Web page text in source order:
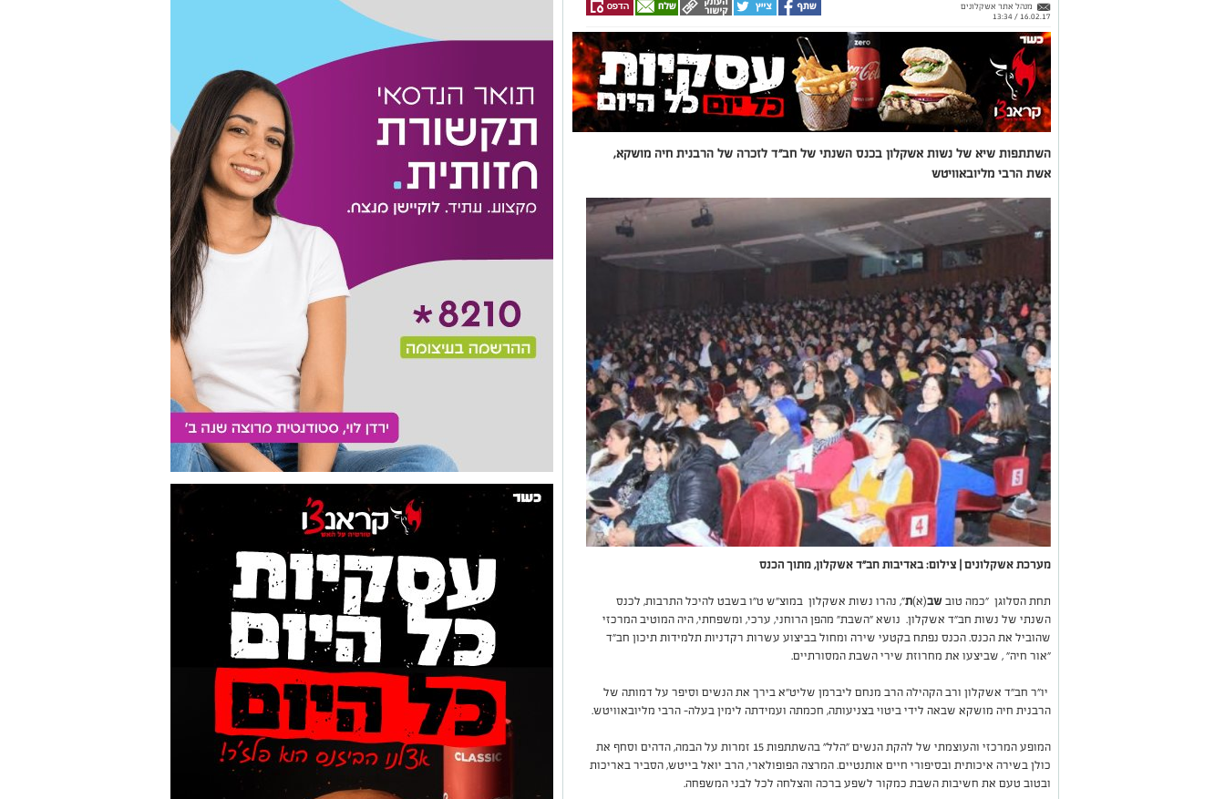
מנהל אתר אשקלונים
16.02.17 / 13:34
השתתפות שיא של נשות אשקלון בכנס השנתי של חב"ד לזכרה של הרבנית חיה מושקא,
אשת הרבי מליובאוויטש
מערכת אשקלונים | צילום: באדיבות חב"ד אשקלון, מתוך הכנס
תחת הסלוגן "כמה טובשב(א)ת", נהרו נשות אשקלון במוצ"ש ט"ו בשבט להיכל התרבות, לכנס
השנתי של נשות חב"ד אשקלון. נושא "השבת" מהפן הרוחני, ערכי, ומשפחתי, היה המוטיב המרכזי
שהוביל את הכנס. הכנס נפתח בקטעי שירה ומחול בביצוע עשרות רקדניות תלמידות תיכון חב"ד
"אור חיה" , שביצעו את מחרוזת שירי השבת המסורתיים.
יו"ר חב"ד אשקלון ורב הקהילה הרב מנחם ליברמן שליט"א בירך את הנשים וסיפר על דמותה של
הרבנית חיה מושקא שבאה לידי ביטוי בצניעותה, חכמתה ועמידתה לימין בעלה- הרבי מליובאוויטש.
המופע המרכזי והעוצמתי של להקת הנשים "הלל" בהשתתפות 15 זמרות על הבמה, הדהים וסחף את
כולן בשירה איכותית ובסיפורי חיים אותנטיים. המרצה הפופולארי, הרב יואל בייטש, הסביר באריכות
ובטוב טעם את חשיבות השבת כמקור לשפע ברכה והצלחה לכל לבני המשפחה.